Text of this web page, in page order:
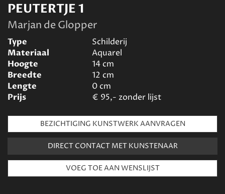
PEUTERTJE 1
Marjan de Glopper
Type
Schilderij
Materiaal
Aquarel
Hoogte
14cm
Breedte
12 cm
Lengte
0cm
Prijs
€ 95,- zonder lijst
BEZICHTIGING KUNSTWERK AANVRAGEN
DIRECT CONTACT MET KUNSTENAAR